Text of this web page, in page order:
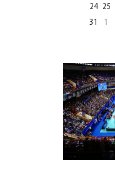
24
25
31
1